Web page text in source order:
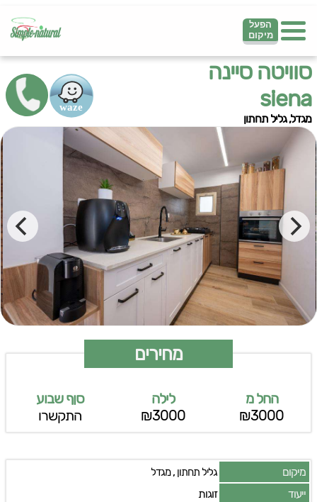
הפעל
מיקום
סוויטה סיינה
siena
מגדל, גליל תחתון
מחירים
החל מ
₪3000
לילה
₪3000
סןף שבוע
התקשרו
מיקום גליל תחתון,מגדל
ייעוד
זוגות